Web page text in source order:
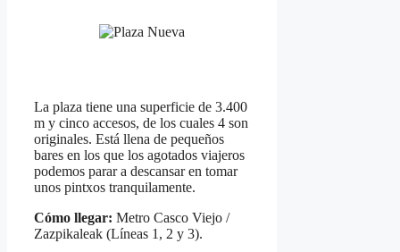
La plaza tiene una superficie de 3.400
m y cinco accesos, de los cuales 4 son
originales. Está llena de pequeños
bares en los que los agotados viajeros
podemos parar a descansar en tomar
unos pintxos tranquilamente.
Cómo llegar: Metro Casco Viejo /
Zazpikaleak (Líneas 1, 2 y 3).